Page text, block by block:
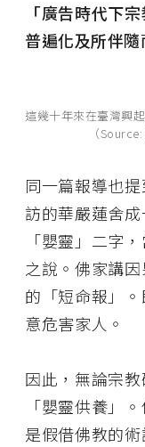
「廣告時代下
普遍化及所伴
這幾十年來在臺灣興
（Source:
同一篇報導也
訪的華嚴蓮舍
「嬰靈」二字
之說。佛家講
的「短命報」
意危害家人。
因此，無論宗
「嬰靈供養」
是假借佛教的